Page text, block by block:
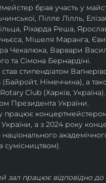
брав участь у
Пілле Лілль,
Ріхарда Реша,
Мішеля Маранга, Єви
Чекалюка, Варвари
та Сімона Бернардіні.
стипендіатом
(Байройт, Німеччина), а
Club (Харків,
Президента України.
працює
України, а з 2024 року
національного
сумісництвом).
зал працює відповідно